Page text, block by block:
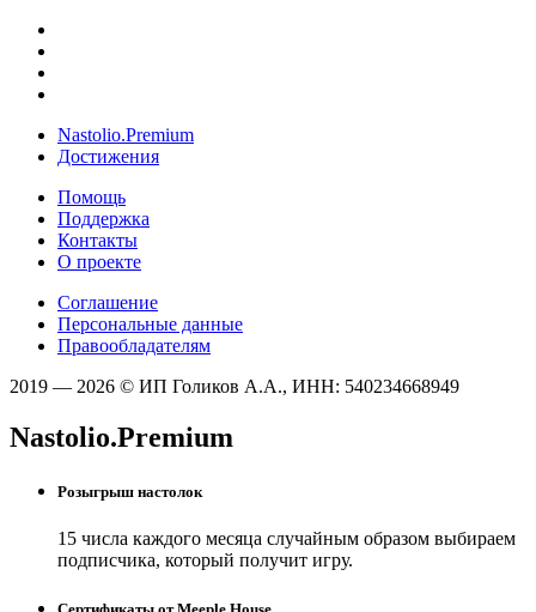
Nastolio.Premium
Достижения
Помощь
Поддержка
Контакты
О проекте
Соглашение
Персональные данные
Правообладателям
2019 — 2026 © ИП Голиков А.А., ИНН: 540234668949
Nastolio.Premium
Розыгрыш настолок
15 числа каждого месяца случайным образом выбираем
подписчика, который получит игру.